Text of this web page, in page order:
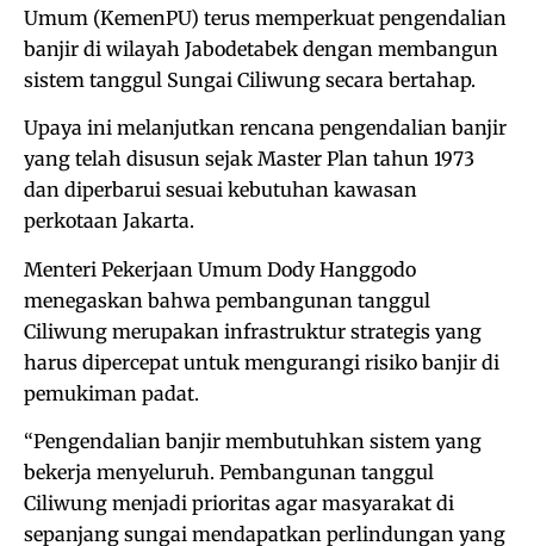
Umum (KemenPU) terus memperkuat pengendalian
banjir di wilayah Jabodetabek dengan membangun
sistem tanggul Sungai Ciliwung secara bertahap.
Upaya ini melanjutkan rencana pengendalian banjir
yang telah disusun sejak Master Plan tahun 1973
dan diperbarui sesuai kebutuhan kawasan
perkotaan Jakarta.
Menteri Pekerjaan Umum Dody Hanggodo
menegaskan bahwa pembangunan tanggul
Ciliwung merupakan infrastruktur strategis yang
harus dipercepat untuk mengurangi risiko banjir di
pemukiman padat.
“Pengendalian banjir membutuhkan sistem yang
bekerja menyeluruh. Pembangunan tanggul
Ciliwung menjadi prioritas agar masyarakat di
sepanjang sungai mendapatkan perlindungan yang